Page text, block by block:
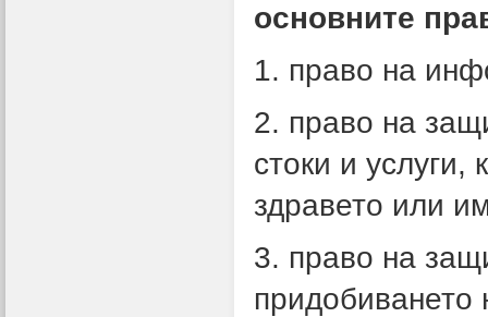
основните
1. право на
2. право на
стоки и услуги,
здравето или
3. право на
придобиването